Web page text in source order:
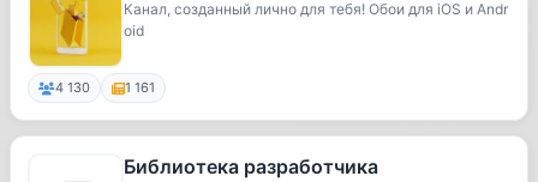
Канал, созданный лично для тебя! Обои для iOS и Andr
oid
4 130 1 161
Библиотека разработчика